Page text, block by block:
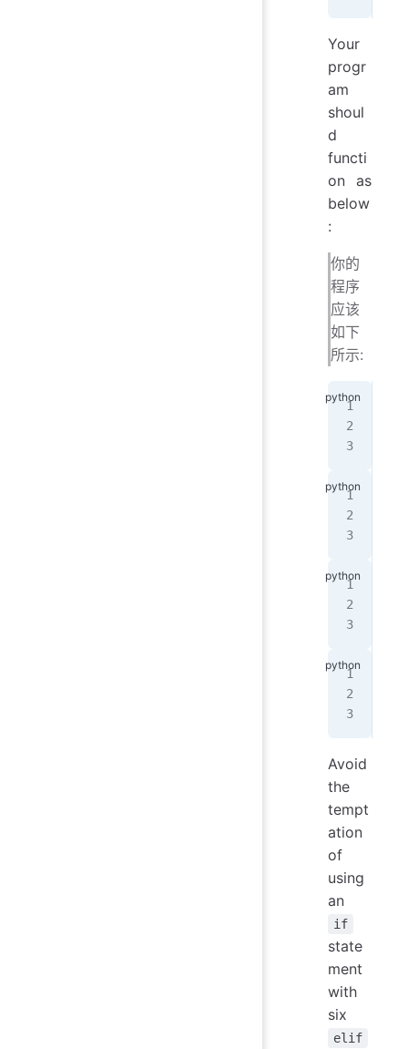
Your
progr
am
shoul
d
functi
on as
below
:
你的
程序
应该
如下
所示:
Avoid
the
tempt
ation
of
using
an
if
state
ment
with
six
elif